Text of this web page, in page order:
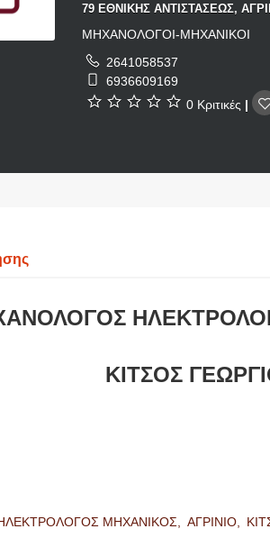
79 ΕΘΝΙΚΗΣ ΑΝΤΙΣΤΑΣΕΩΣ,
ΜΗΧΑΝΟΛΟΓΟΙ-ΜΗΧΑΝΙΚΟΙ
2641058537
6936609169
0 Κριτικές |
ΚΙΤΣΟΣ
ΜΗΧΑΝΙΚΟΣ,
ΑΓΡΙΝΙΟ,